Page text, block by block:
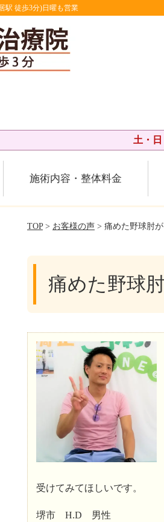
駅 徒歩3分)日曜も営業
土・
施術内容・整体料金
TOP> お客様の声 > 痛めた野球肘
痛めた野球
受けてみてほしいです。
堺市 H.D 男性